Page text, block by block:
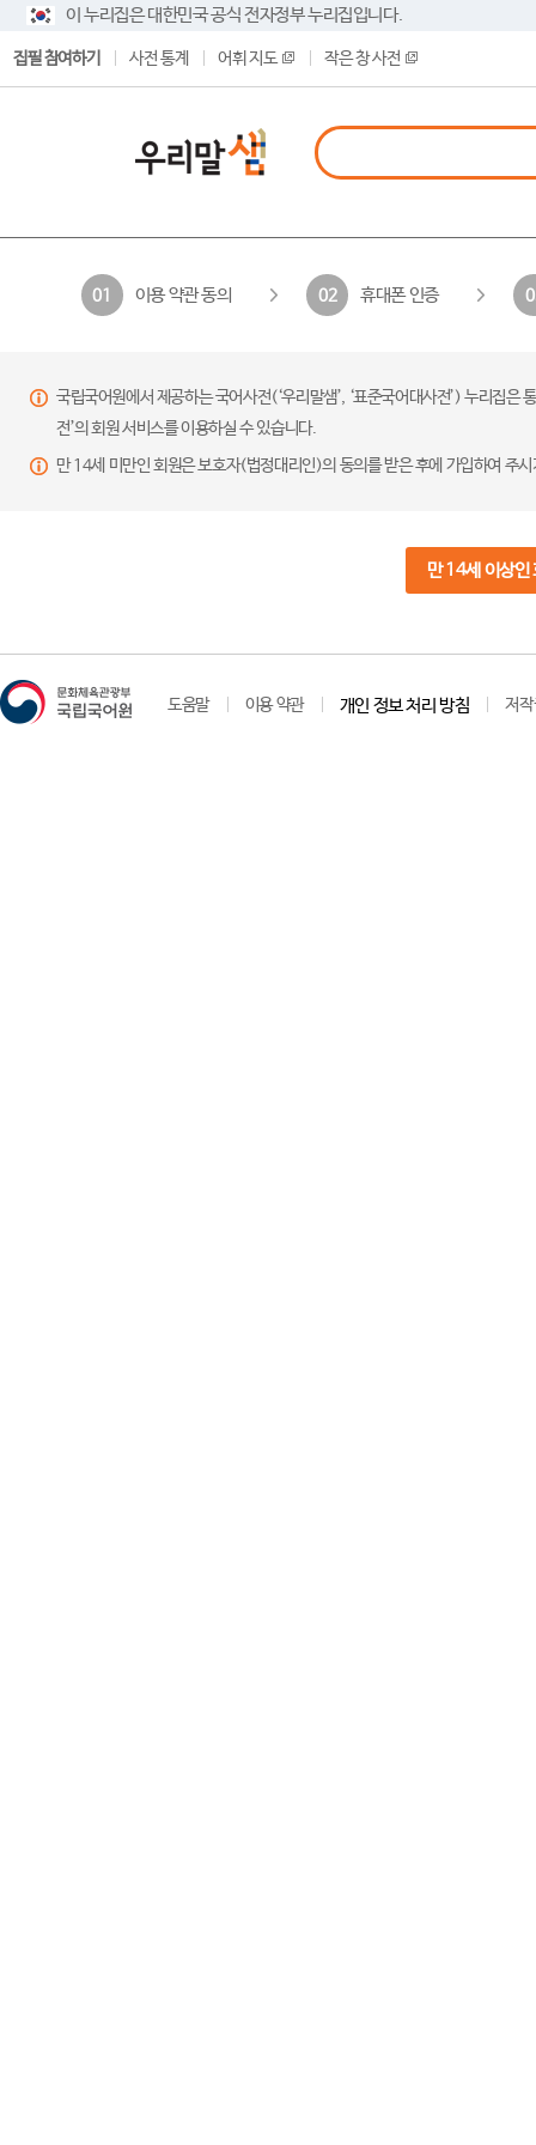
이 누리집은 대한민국 공식 전자정부 누리집입니다.
집필 참여하기 사전 통계 어휘 지도 작은 창 사전
01 이용 약관 동의 02 휴대폰 인증
국립국어원에서 제공하는 국어사전(‘우리말샘’, ‘표준국어대사전’) 누리집
전’의 회원 서비스를 이용하실 수 있습니다.
만 14세 미만인 회원은 보호자(법정대리인)의 동의를 받은 후에 가입하여 주
만 14세 이상인
도움말 이용 약관 개인 정보 처리 방침 저